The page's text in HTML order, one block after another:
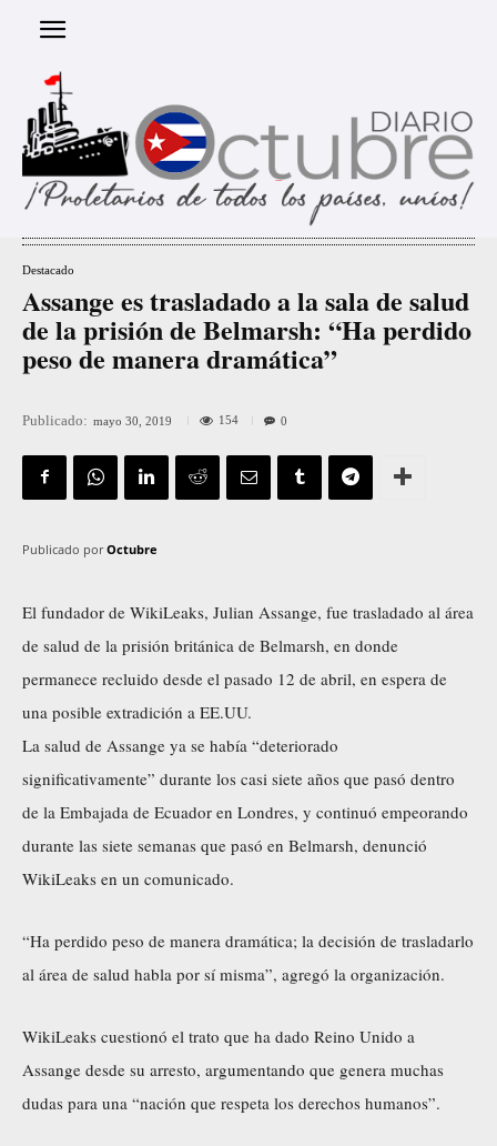
Destacado
Assange es trasladado a la sala de salud
de la prisión de Belmarsh: “Ha perdido
peso de manera dramática”
Publicado: mayo 30, 2019 154 0
Publicado por Octubre
El fundador de WikiLeaks, Julian Assange, fue trasladado al área
de salud de la prisión británica de Belmarsh, en donde
permanece recluido desde el pasado 12 de abril, en espera de
una posible extradición a EE.UU.
La salud de Assange ya se había “deteriorado
significativamente” durante los casi siete años que pasó dentro
de la Embajada de Ecuador en Londres, y continuó empeorando
durante las siete semanas que pasó en Belmarsh, denunció
WikiLeaks en un comunicado.
“Ha perdido peso de manera dramática; la decisión de trasladarlo
al área de salud habla por sí misma”, agregó la organización.
WikiLeaks cuestionó el trato que ha dado Reino Unido a
Assange desde su arresto, argumentando que genera muchas
dudas para una “nación que respeta los derechos humanos”.